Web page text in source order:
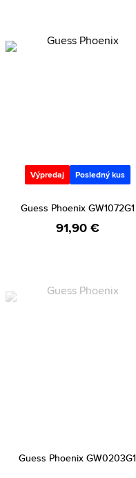
Výpredaj Posledný kus
Guess Phoenix GW1072G1
91,90 €
Guess Phoenix GW0203G1